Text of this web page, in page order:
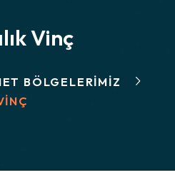
Vinç
BÖLGELERIMIZ